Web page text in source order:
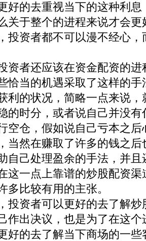
好的去重视当下的这种利
关于整个的进程来说才会
投资者都不可以漫不经心
资者还应该在资金配资的
恰当的机遇采取了这样的
利的状况，简略一点来说
的时分，或者说自己并没
空仓，假如说自己亏本之
当然在赚取了许多的钱之
自己处理盈余的手法，并
这一点上靠谱的炒股配资
多比较有用的主张。
投资者可以更好的去了解
作出决议，也是为了在这
好的去了解当下商场的一